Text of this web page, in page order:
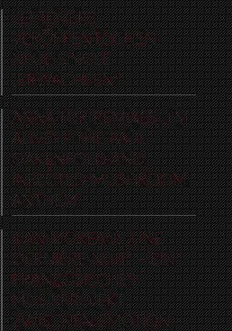
LEFTOVERS
VERÖFFENTLICHEN
NEUE SINGLE
„ERWACHSEN“
ANNA TUR REMIXES „I’M
ALIVE“ – THE PAUL
OAKENFOLD AND
INFECTED MUSHROOM
ANTHEM
ILAN MOREAU: „UNE
DERNIÈRE NUIT“ – EIN
FRANZÖSISCHES
MUSIKPROJEKT
ZWISCHEN EMOTION